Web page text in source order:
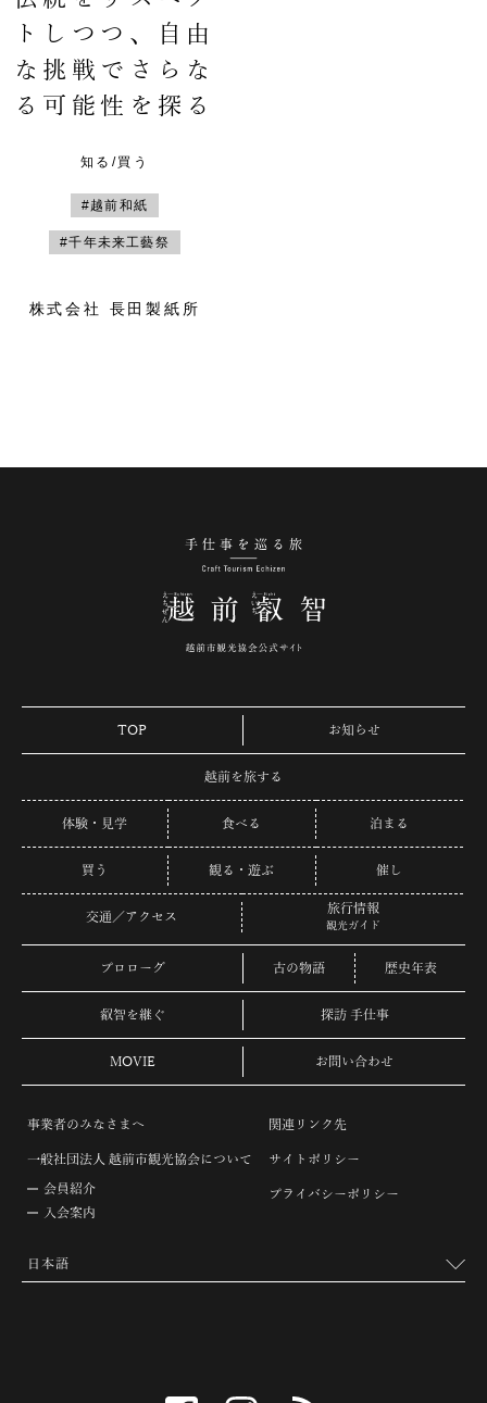
トしつつ、自由
な挑戦でさらな
る可能性を探る
知る/買う
#越前和紙
#千年未来工藝祭
株式会社 長田製紙所
TOP お知らせ
越前を旅する
体験・見学 食べる 泊まる
買う 観る・遊ぶ 催し
交通／アクセス
旅行情報
観光ガイド
プロローグ 古の物語 歴史年表
叡智を継ぐ 探訪 手仕事
MOVIE お問い合わせ
事業者のみなさまへ
一般社団法人 越前市観光協会について
会員紹介
入会案内
関連リンク先
サイトポリシー
プライバシーポリシー